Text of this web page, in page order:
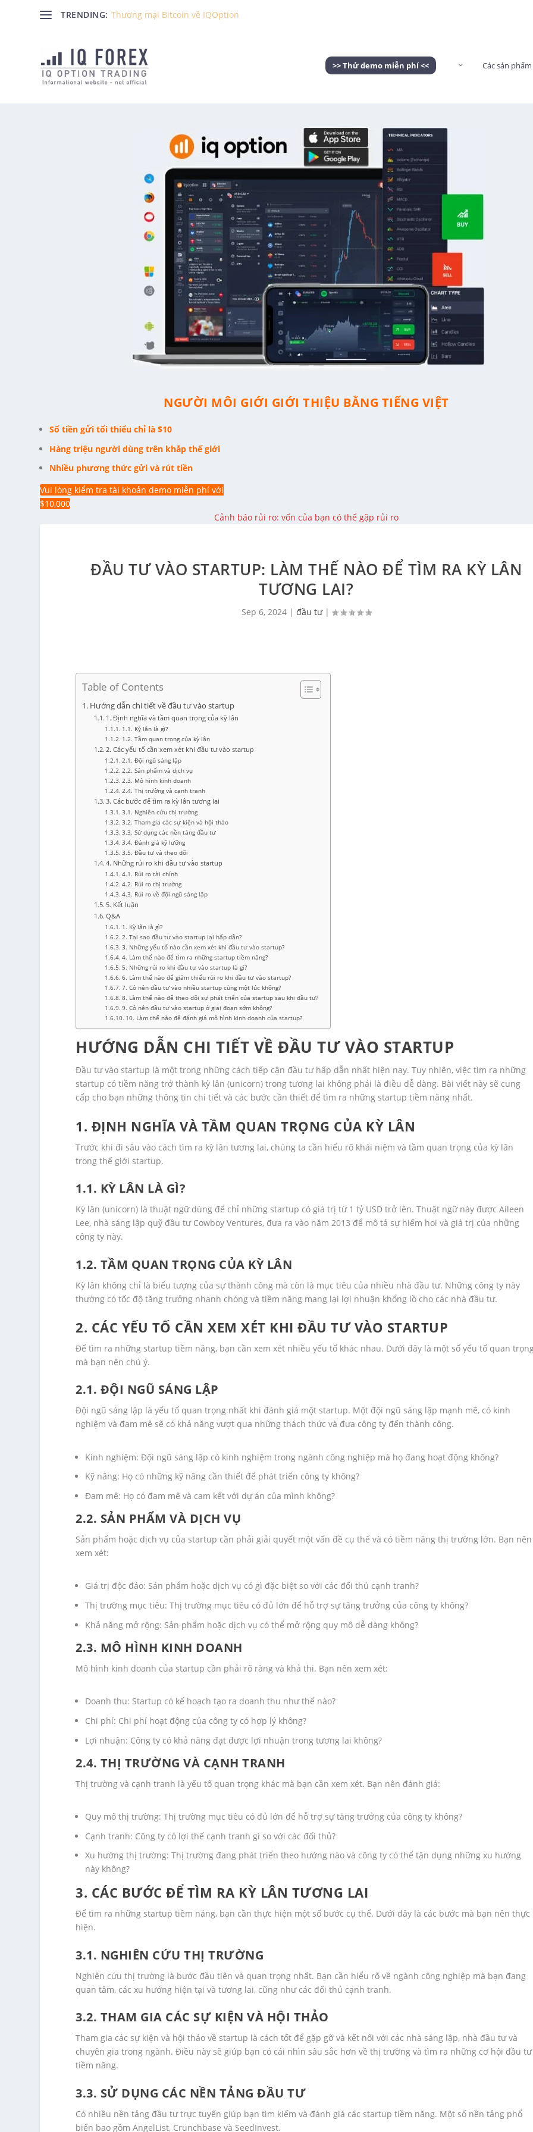
TRENDING: Thương mại Bitcoin về IQOption
>> Thử demo miễn phí << Các sản phẩm
NGƯỜI MÔI GIỚI GIỚI THIỆU BẰNG TIẾNG VIỆT
Số tiền gửi tối thiểu chỉ là $10
Hàng triệu người dùng trên khắp thế giới
Nhiều phương thức gửi và rút tiền
Vui lòng kiểm tra tài khoản demo miễn phí với
$10,000
Cảnh báo rủi ro: vốn của bạn có thể gặp rủi ro
ĐẦU TƯ VÀO STARTUP: LÀM THẾ NÀO ĐỂ TÌM RA KỲ LÂN
TƯƠNG LAI?
Sep 6, 2024| đầu tư|
Table of Contents
Hướng dẫn chi tiết về đầu tư vào startup
1. Định nghĩa và tầm quan trọng của kỳ lân
1.1. Kỳ lân là gì?
1.2. Tầm quan trọng của kỳ lân
2. Các yếu tố cần xem xét khi đầu tư vào startup
2.1. Đội ngũ sáng lập
2.2. Sản phẩm và dịch vụ
2.3. Mô hình kinh doanh
2.4. Thị trường và cạnh tranh
3. Các bước để tìm ra kỳ lân tương lai
3.1. Nghiên cứu thị trường
3.2. Tham gia các sự kiện và hội thảo
3.3. Sử dụng các nền tảng đầu tư
3.4. Đánh giá kỹ lưỡng
3.5. Đầu tư và theo dõi
4. Những rủi ro khi đầu tư vào startup
4.1. Rủi ro tài chính
4.2. Rủi ro thị trường
4.3. Rủi ro về đội ngũ sáng lập
5. Kết luận
Q&A
1. Kỳ lân là gì?
2. Tại sao đầu tư vào startup lại hấp dẫn?
3. Những yếu tố nào cần xem xét khi đầu tư vào startup?
4. Làm thế nào để tìm ra những startup tiềm năng?
5. Những rủi ro khi đầu tư vào startup là gì?
6. Làm thế nào để giảm thiểu rủi ro khi đầu tư vào startup?
7. Có nên đầu tư vào nhiều startup cùng một lúc không?
8. Làm thế nào để theo dõi sự phát triển của startup sau khi đầu tư?
9. Có nên đầu tư vào startup ở giai đoạn sớm không?
10. Làm thế nào để đánh giá mô hình kinh doanh của startup?
HƯỚNG DẪN CHI TIẾT VỀ ĐẦU TƯ VÀO STARTUP
Đầu tư vào startup là một trong những cách tiếp cận đầu tư hấp dẫn nhất hiện nay. Tuy nhiên, việc tìm ra những
startup có tiềm năng trở thành kỳ lân (unicorn) trong tương lai không phải là điều dễ dàng. Bài viết này sẽ cung
cấp cho bạn những thông tin chi tiết và các bước cần thiết để tìm ra những startup tiềm năng nhất.
1. ĐỊNH NGHĨA VÀ TẦM QUAN TRỌNG CỦA KỲ LÂN
Trước khi đi sâu vào cách tìm ra kỳ lân tương lai, chúng ta cần hiểu rõ khái niệm và tầm quan trọng của kỳ lân
trong thế giới startup.
1.1. KỲ LÂN LÀ GÌ?
Kỳ lân (unicorn) là thuật ngữ dùng để chỉ những startup có giá trị từ 1 tỷ USD trở lên. Thuật ngữ này được Aileen
Lee, nhà sáng lập quỹ đầu tư Cowboy Ventures, đưa ra vào năm 2013 để mô tả sự hiếm hoi và giá trị của những
công ty này.
1.2. TẦM QUAN TRỌNG CỦA KỲ LÂN
Kỳ lân không chỉ là biểu tượng của sự thành công mà còn là mục tiêu của nhiều nhà đầu tư. Những công ty này
thường có tốc độ tăng trưởng nhanh chóng và tiềm năng mang lại lợi nhuận khổng lồ cho các nhà đầu tư.
2. CÁC YẾU TỐ CẦN XEM XÉT KHI ĐẦU TƯ VÀO STARTUP
Để tìm ra những startup tiềm năng, bạn cần xem xét nhiều yếu tố khác nhau. Dưới đây là một số yếu tố quan
mà bạn nên chú ý.
2.1. ĐỘI NGŨ SÁNG LẬP
Đội ngũ sáng lập là yếu tố quan trọng nhất khi đánh giá một startup. Một đội ngũ sáng lập mạnh mẽ, có kinh
nghiệm và đam mê sẽ có khả năng vượt qua những thách thức và đưa công ty đến thành công.
Kinh nghiệm: Đội ngũ sáng lập có kinh nghiệm trong ngành công nghiệp mà họ đang hoạt động không?
Kỹ năng: Họ có những kỹ năng cần thiết để phát triển công ty không?
Đam mê: Họ có đam mê và cam kết với dự án của mình không?
2.2. SẢN PHẨM VÀ DỊCH VỤ
Sản phẩm hoặc dịch vụ của startup cần phải giải quyết một vấn đề cụ thể và có tiềm năng thị trường lớn. Bạn nên
xem xét:
Giá trị độc đáo: Sản phẩm hoặc dịch vụ có gì đặc biệt so với các đối thủ cạnh tranh?
Thị trường mục tiêu: Thị trường mục tiêu có đủ lớn để hỗ trợ sự tăng trưởng của công ty không?
Khả năng mở rộng: Sản phẩm hoặc dịch vụ có thể mở rộng quy mô dễ dàng không?
2.3. MÔ HÌNH KINH DOANH
Mô hình kinh doanh của startup cần phải rõ ràng và khả thi. Bạn nên xem xét:
Doanh thu: Startup có kế hoạch tạo ra doanh thu như thế nào?
Chi phí: Chi phí hoạt động của công ty có hợp lý không?
Lợi nhuận: Công ty có khả năng đạt được lợi nhuận trong tương lai không?
2.4. THỊ TRƯỜNG VÀ CẠNH TRANH
Thị trường và cạnh tranh là yếu tố quan trọng khác mà bạn cần xem xét. Bạn nên đánh giá:
Quy mô thị trường: Thị trường mục tiêu có đủ lớn để hỗ trợ sự tăng trưởng của công ty không?
Cạnh tranh: Công ty có lợi thế cạnh tranh gì so với các đối thủ?
Xu hướng thị trường: Thị trường đang phát triển theo hướng nào và công ty có thể tận dụng những xu hướng
này không?
3. CÁC BƯỚC ĐỂ TÌM RA KỲ LÂN TƯƠNG LAI
Để tìm ra những startup tiềm năng, bạn cần thực hiện một số bước cụ thể. Dưới đây là các bước mà bạn nên thực
hiện.
3.1. NGHIÊN CỨU THỊ TRƯỜNG
Nghiên cứu thị trường là bước đầu tiên và quan trọng nhất. Bạn cần hiểu rõ về ngành công nghiệp mà bạn đang
quan tâm, các xu hướng hiện tại và tương lai, cũng như các đối thủ cạnh tranh.
3.2. THAM GIA CÁC SỰ KIỆN VÀ HỘI THẢO
Tham gia các sự kiện và hội thảo về startup là cách tốt để gặp gỡ và kết nối với các nhà sáng lập, nhà đầu tư và
chuyên gia trong ngành. Điều này sẽ giúp bạn có cái nhìn sâu sắc hơn về thị trường và tìm ra những cơ hội đầu tư
tiềm năng.
3.3. SỬ DỤNG CÁC NỀN TẢNG ĐẦU TƯ
Có nhiều nền tảng đầu tư trực tuyến giúp bạn tìm kiếm và đánh giá các startup tiềm năng. Một số nền tảng phổ
biến bao gồm AngelList, Crunchbase và SeedInvest.